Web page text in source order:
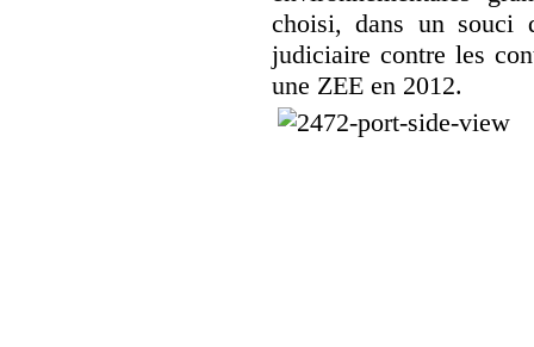
choisi, dans un souci
judiciaire contre les
une ZEE en 2012.